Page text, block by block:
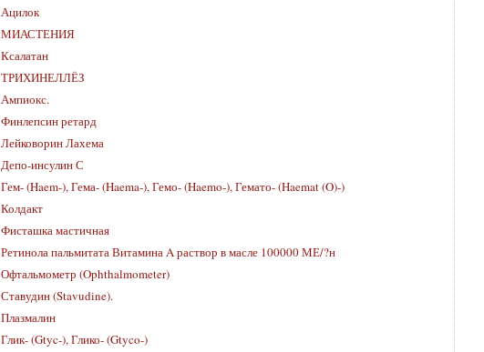
Ацилок
МИАСТЕНИЯ
Ксалатан
ТРИХИНЕЛЛЁЗ
Ампиокс.
Финлепсин ретард
Лейковорин Лахема
Депо-инсулин С
Гем- (Haem-), Гема- (Haema-), Гемо- (Haemo-), Гемато- (Haemat (O)-)
Колдакт
Фисташка мастичная
Ретинола пальмитата Витамина A раствор в масле 100000 МЕ/?н
Офтальмометр (Ophthalmometer)
Ставудин (Stavudine).
Плазмалин
Глик- (Gtyc-), Глико- (Gtyco-)